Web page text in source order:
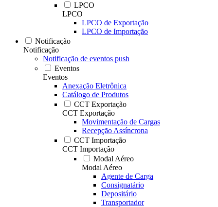
LPCO
LPCO
LPCO de Exportação
LPCO de Importação
Notificação
Notificação
Notificação de eventos push
Eventos
Eventos
Anexação Eletrônica
Catálogo de Produtos
CCT Exportação
CCT Exportação
Movimentação de Cargas
Recepção Assíncrona
CCT Importação
CCT Importação
Modal Aéreo
Modal Aéreo
Agente de Carga
Consignatário
Depositário
Transportador